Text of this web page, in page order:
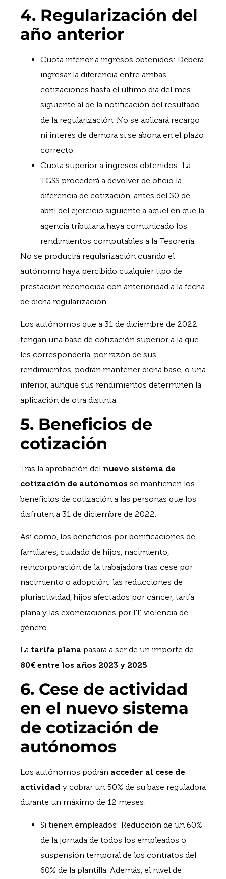
4. Regularización del
año anterior
Cuota inferior a ingresos obtenidos: Deberá
ingresar la diferencia entre ambas
cotizaciones hasta el último día del mes
siguiente al de la notificación del resultado
de la regularización. No se aplicará recargo
ni interés de demora si se abona en el plazo
correcto.
Cuota superior a ingresos obtenidos: La
TGSS procederá a devolver de oficio la
diferencia de cotización, antes del 30 de
abril del ejercicio siguiente a aquel en que la
agencia tributaria haya comunicado los
rendimientos computables a la Tesorería.
No se producirá regularización cuando el
autónomo haya percibido cualquier tipo de
prestación reconocida con anterioridad a la fecha
de dicha regularización.
Los autónomos que a 31 de diciembre de 2022
tengan una base de cotización superior a la que
les correspondería, por razón de sus
rendimientos, podrán mantener dicha base, o una
inferior, aunque sus rendimientos determinen la
aplicación de otra distinta.
5. Beneficios de
cotización
Tras la aprobación del nuevo sistema de
cotización de autónomos se mantienen los
beneficios de cotización a las personas que los
disfruten a 31 de diciembre de 2022.
Así como, los beneficios por bonificaciones de
familiares, cuidado de hijos, nacimiento,
reincorporación de la trabajadora tras cese por
nacimiento o adopción; las reducciones de
pluriactividad, hijos afectados por cáncer, tarifa
plana y las exoneraciones por IT, violencia de
género.
La tarifa plana pasará a ser de un importe de
80€ entre los años 2023 y 2025.
6. Cese de actividad
en el nuevo sistema
de cotización de
autónomos
Los autónomos podrán acceder al cese de
actividad y cobrar un 50% de su base reguladora
durante un máximo de 12 meses:
Si tienen empleados: Reducción de un 60%
de la jornada de todos los empleados o
suspensión temporal de los contratos del
60% de la plantilla. Además, el nivel de